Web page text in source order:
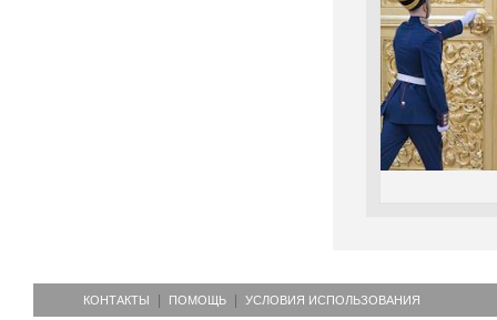
КОНТАКТЫ ПОМОЩЬ УСЛОВИЯ ИСПОЛЬЗОВАНИЯ